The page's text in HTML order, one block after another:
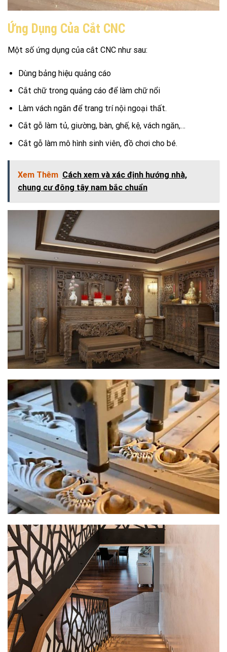
Ứng Dụng Của Cắt CNC
Một số ứng dụng của cắt CNC như sau:
Dùng bảng hiệu quảng cáo
Cắt chữ trong quảng cáo để làm chữ nổi
Làm vách ngăn để trang trí nội ngoại thất.
Cắt gỗ làm tủ, giường, bàn, ghế, kệ, vách ngăn,…
Cắt gỗ làm mô hình sinh viên, đồ chơi cho bé.
Xem Thêm Cách xem và xác định hướng nhà,
chung cư đông tây nam bắc chuẩn